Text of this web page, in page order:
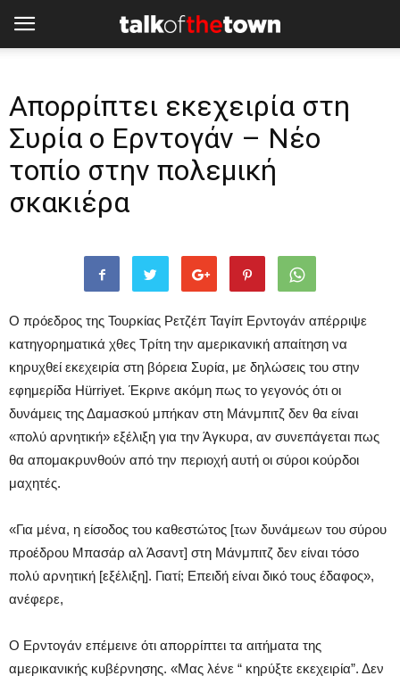
Απορρίπτει εκεχειρία στη
Συρία ο Ερντογάν – Nέο
τοπίο στην πολεμική
σκακιέρα
Ο πρόεδρος της Τουρκίας Ρετζέπ Ταγίπ Ερντογάν απέρριψε
κατηγορηματικά χθες Τρίτη την αμερικανική απαίτηση να
κηρυχθεί εκεχειρία στη βόρεια Συρία, με δηλώσεις του στην
εφημερίδα Hürriyet. Έκρινε ακόμη πως το γεγονός ότι οι
δυνάμεις της Δαμασκού μπήκαν στη Μάνμπιτζ δεν θα είναι
«πολύ αρνητική» εξέλιξη για την Άγκυρα, αν συνεπάγεται πως
θα απομακρυνθούν από την περιοχή αυτή οι σύροι κούρδοι
μαχητές.
«Για μένα, η είσοδος του καθεστώτος [των δυνάμεων του σύρου
προέδρου Μπασάρ αλ Άσαντ] στη Μάνμπιτζ δεν είναι τόσο
πολύ αρνητική [εξέλιξη]. Γιατί; Επειδή είναι δικό τους έδαφος»,
ανέφερε,
Ο Ερντογάν επέμεινε ότι απορρίπτει τα αιτήματα της
αμερικανικής κυβέρνησης. «Μας λένε “ κηρύξτε εκεχειρία”. Δεν